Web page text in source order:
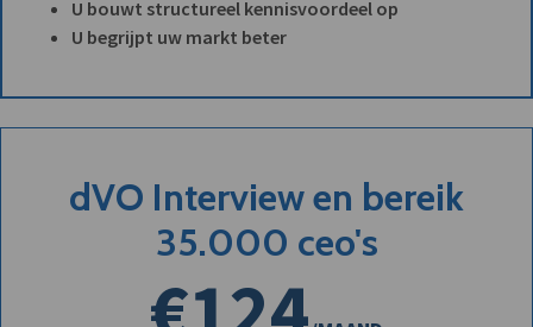
U bouwt structureel kennisvoordeel op
U begrijpt uw markt beter
dVO Interview en bereik
35.000 ceo's